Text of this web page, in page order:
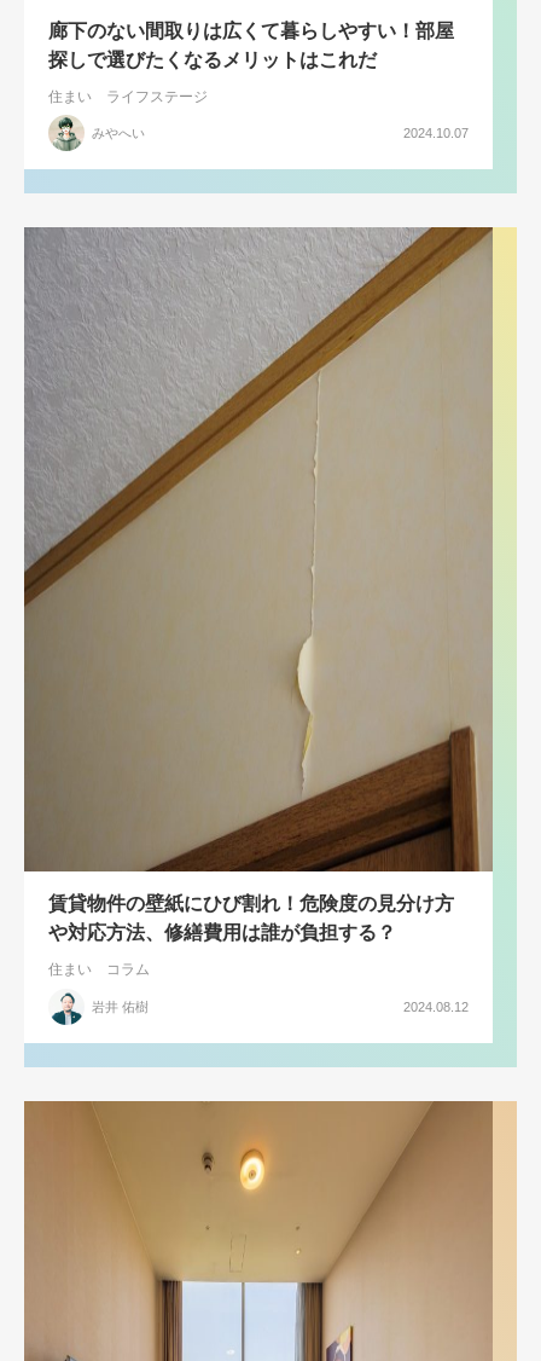
廊下のない間取りは広くて暮らしやすい！部屋
探しで選びたくなるメリットはこれだ
住まい ライフステージ
みやへい 2024.10.07
賃貸物件の壁紙にひび割れ！危険度の見分け方
や対応方法、修繕費用は誰が負担する？
住まい コラム
岩井 佑樹 2024.08.12